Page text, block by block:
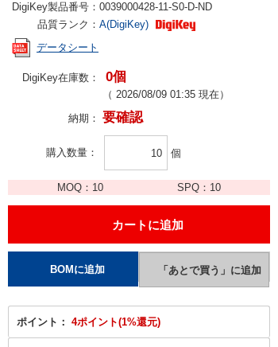
DigiKey製品番号： 0039000428-11-S0-D-ND
品質ランク： A(DigiKey)
データシート
DigiKey在庫数： 0個
（ 2026/08/09 01:35 現在）
納期： 要確認
購入数量 個
MOQ： 10 SPQ： 10
ポイント： 4ポイント(1%還元)